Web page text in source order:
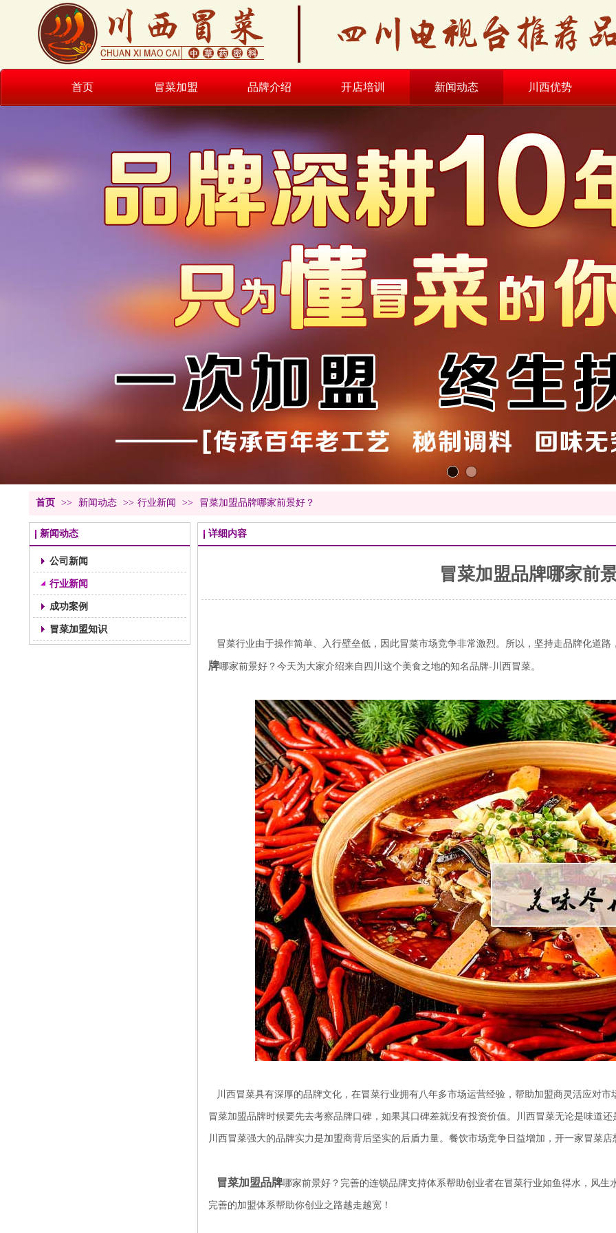
首页 冒菜加盟 品牌介绍 开店培训 新闻动态 川西优势
首页 >> 新闻动态 >> 行业新闻 >> 冒菜加盟品牌哪家前景好？
新闻动态
公司新闻
行业新闻
成功案例
冒菜加盟知识
详细内容
冒菜加盟品牌哪家前
冒菜行业由于操作简单、入行壁垒低，因此冒菜市场竞争非常激烈。所以 ， 坚持走品牌化道路
牌哪家前景好 ？今天为大家介绍来自四川这个美食之地的知名品牌-川西冒菜。
川西冒菜具有深厚的品牌文化，在冒菜行业拥有八年多市场运营经验，帮助加盟商灵活应对市
冒菜加盟品牌时候要先去考察品牌口碑，如果其口碑差就没有投资价值。川西冒菜无论是味道
川西冒菜强大的品牌实力是加盟商背后坚实的后盾力量。餐饮市场竞争日益增加，开一家冒菜
冒菜加盟品牌哪家前景好？完善的连锁品牌支持体系帮助创业者在冒菜行业如鱼得水，风
完善的加盟体系帮助你创业之路越走越宽！